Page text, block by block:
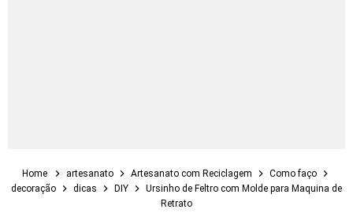
Home artesanato Artesanato com Reciclagem
Como faço
decoração
dicas DIY
Ursinho de Feltro com Molde para Maquina de
Retrato